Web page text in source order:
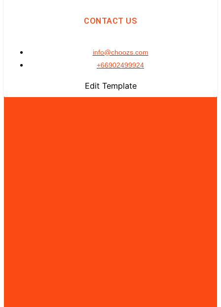
CONTACT US
info@choozs.com
+66902499924
Edit Template